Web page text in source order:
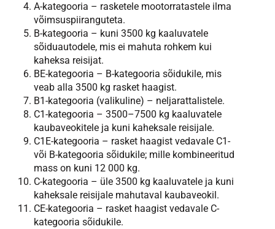
A-kategooria – rasketele mootorratastele ilma
võimsuspiiranguteta.
B-kategooria – kuni 3500 kg kaaluvatele
sõiduautodele, mis ei mahuta rohkem kui
kaheksa reisijat.
BE-kategooria – B-kategooria sõidukile, mis
veab alla 3500 kg rasket haagist.
B1-kategooria (valikuline) – neljarattalistele.
C1-kategooria – 3500–7500 kg kaaluvatele
kaubaveokitele ja kuni kaheksale reisijale.
C1E-kategooria – rasket haagist vedavale C1-
või B-kategooria sõidukile; mille kombineeritud
mass on kuni 12 000 kg.
C-kategooria – üle 3500 kg kaaluvatele ja kuni
kaheksale reisijale mahutaval kaubaveokil.
CE-kategooria – rasket haagist vedavale C-
kategooria sõidukile.